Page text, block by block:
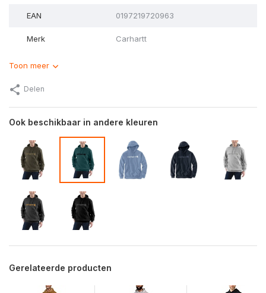
EAN 0197219720963
Merk Carhartt
Toon meer
Delen
Ook beschikbaar in andere kleuren
Gerelateerde producten